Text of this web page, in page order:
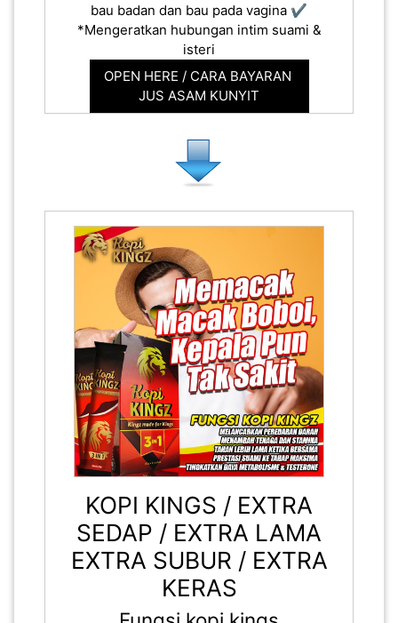
bau badan dan bau pada vagina ✔️
*Mengeratkan hubungan intim suami &
isteri
OPEN HERE / CARA BAYARAN
JUS ASAM KUNYIT
KOPI KINGS / EXTRA
SEDAP / EXTRA LAMA
EXTRA SUBUR / EXTRA
KERAS